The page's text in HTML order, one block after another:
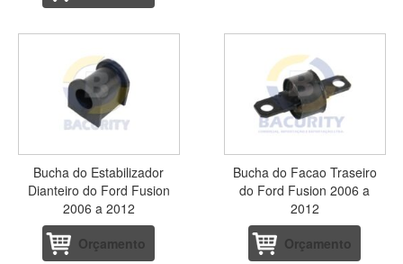
Bucha do Estabilizador
Dianteiro do Ford Fusion
2006 a 2012
Orçamento
Bucha do Facao Traseiro
do Ford Fusion 2006 a
2012
Orçamento